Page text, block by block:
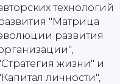
технологий
"Матрица
развития
жизни" и
личности",